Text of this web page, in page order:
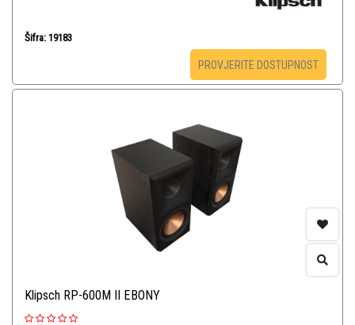
Šifra: 19183
PROVJERITE DOSTUPNOST
Klipsch RP-600M II EBONY